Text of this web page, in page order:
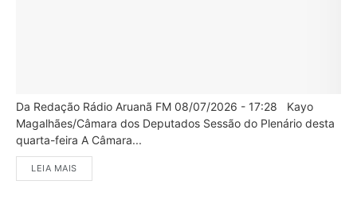
Da Redação Rádio Aruanã FM 08/07/2026 - 17:28 Kayo
Magalhães/Câmara dos Deputados Sessão do Plenário desta
quarta-feira A Câmara...
LEIA MAIS